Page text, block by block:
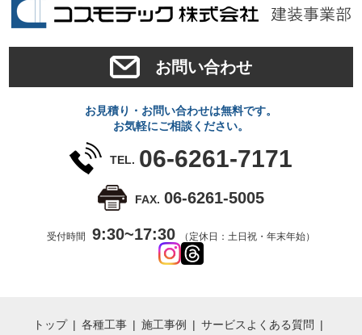
お問い合わせ
お見積り・お問い合わせは無料です。
お気軽にご相談ください。
TEL. 06-6261-7171
FAX. 06-6261-5005
受付時間 9:30~17:30 （定休日：土日祝・年末年始）
トップ 各種工事 施工事例 サービス よくある質問